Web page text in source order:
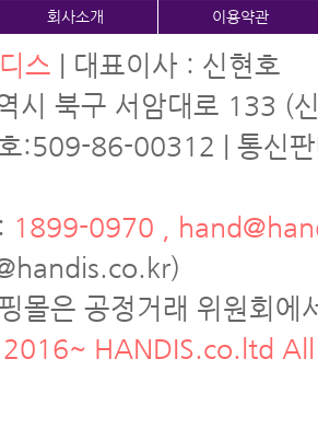
회사소개 이용약관
스 | 대표이사 : 신현호
시 북구 서암대로 133 (
:509-86-00312 | 통신
1899-0970 ,
몰은 공정거래 위원회
HANDIS.co.ltd